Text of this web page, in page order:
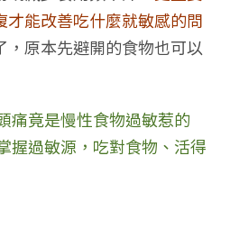
才能改善吃什麼就敏感的問
，原本先避開的食物也可以
痛竟是慢性食物過敏惹的
握過敏源，吃對食物、活得